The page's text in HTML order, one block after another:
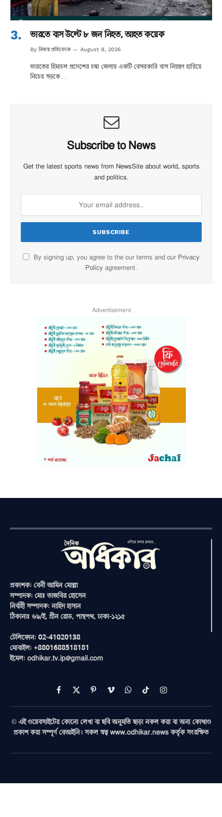
ভারতে বাস উল্টে ৮ জন নিহত, আহত কয়েক
By নিজস্ব প্রতিবেদক August 8, 2026
ভারতের হিমাচল প্রদেশের চম্বা জেলায় একটি বেসরকারি বাস নিয়ন্ত্রণ হারিয়ে
নিচের সড়কে…
Subscribe to News
Get the latest sports news from NewsSite about world, sports
and politics.
By signing up, you agree to the our terms and our Privacy
Policy agreement.
Advertisement
প্রকাশক: বেনী আমিন মোল্লা
সম্পাদক: মোঃ তাজবির হোসেন
নির্বাহী সম্পাদক: নাহিদ হাসান
ঠিকানাঃ ৬৯/ই, গ্রীন রোড, পান্থপথ, ঢাকা-১২১৫
টেলিফোন: 02-41020138
মোবাইল: +8801688518181
ইমেল: odhikar.tv.ip@gmail.com
Facebook
X
(Twitter)
PinterestVimeoWhatsAppTikTokInstagram
© এই ওয়েবসাইটের কোনো লেখা বা ছবি অনুমতি ছাড়া নকল করা বা অন্য কোথাও
প্রকাশ করা সম্পূর্ণ বেআইনি। সকল স্বত্ব www.odhikar.news কর্তৃক সংরক্ষিত